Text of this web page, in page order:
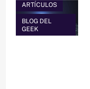
ARTÍCULOS
BLOG DEL
GEEK